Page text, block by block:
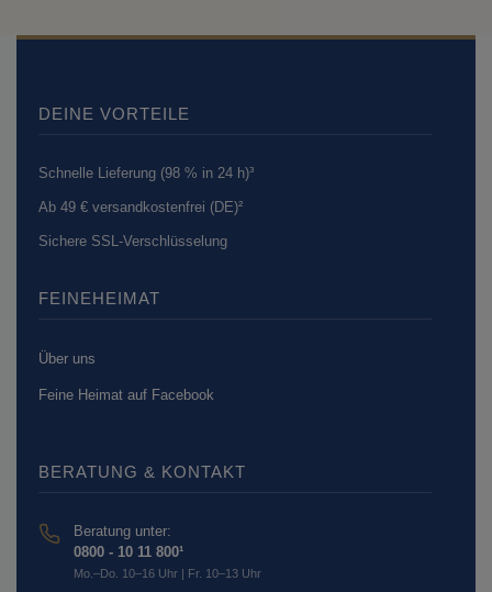
DEINE VORTEILE
Schnelle Lieferung (98 % in 24 h)³
Ab 49 € versandkostenfrei (DE)²
Sichere SSL-Verschlüsselung
FEINEHEIMAT
Über uns
Feine Heimat auf Facebook
BERATUNG & KONTAKT
Beratung unter:
0800 - 10 11 800¹
Mo.–Do. 10–16 Uhr | Fr. 10–13 Uhr